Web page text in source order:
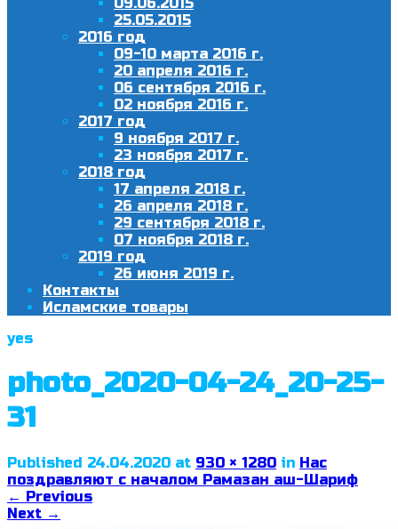
25.05.2015
2016 год
09-10 марта 2016 г.
20 апреля 2016 г.
06 сентября 2016 г.
02 ноября 2016 г.
2017 год
9 ноября 2017 г.
23 ноября 2017 г.
2018 год
17 апреля 2018 г.
26 апреля 2018 г.
29 сентября 2018 г.
07 ноября 2018 г.
2019 год
26 июня 2019 г.
Контакты
Исламские товары
yes
photo_2020-04-24_20-25-
31
Published 24.04.2020 at 930 × 1280 in Нас
поздравляют с началом Рамазан аш-Шариф
← Previous
Next →